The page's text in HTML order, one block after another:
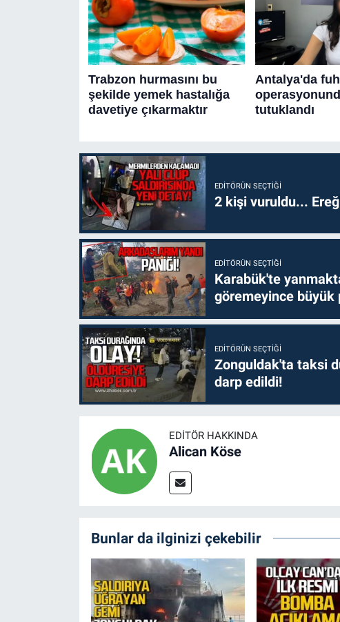
EDITÖRÜN SEÇTIĞI
2 kişi vuruldu...
EDITÖRÜN SEÇTIĞI
Karabük'te
göremeyince büyük
EDITÖRÜN SEÇTIĞI
Zonguldak'ta taksi
darp edildi!
EDITÖR HAKKINDA
Alican Köse
Bunlar da ilginizi çekebilir